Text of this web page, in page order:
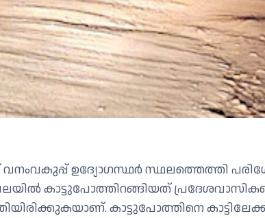
വനംവകുപ്പ് ഉദ്യോഗസ്ഥർ സ്ഥലത്തെത്തി
കാട്ടുപോത്തിറങ്ങിയത്
കാട്ടുപോത്തിനെ